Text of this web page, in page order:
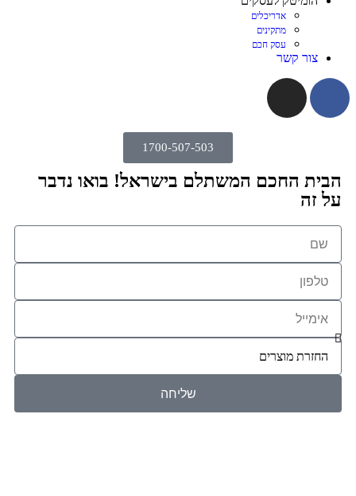
אדריכלים
מתקינים
עסק חכם
צור קשר
1700-507-503
הבית החכם המשתלם בישראל! בואו נדבר
על זה
שליחה